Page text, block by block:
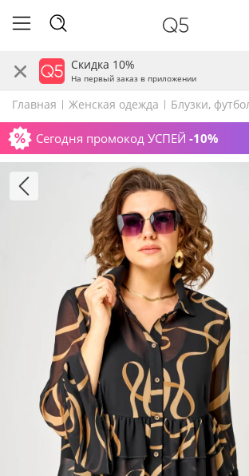
Скидка 10%
На первый заказ в приложении
Главная Женская одежда Блузки,
Сегодня промокод УСПЕЙ -10%